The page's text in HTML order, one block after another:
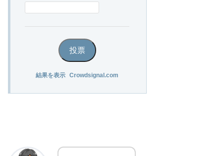
投票
結果を表示 Crowdsignal.com